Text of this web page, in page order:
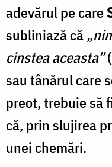
adevărul pe care
subliniază că
cinstea aceasta”
sau tânărul care
preot, trebuie să
că, prin slujirea
unei chemări.